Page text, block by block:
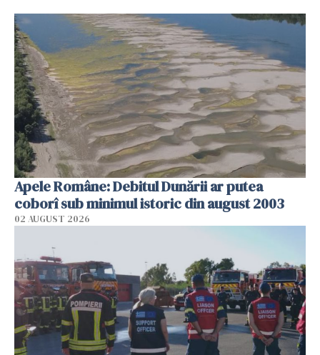
Apele Române: Debitul Dunării ar putea
coborî sub minimul istoric din august 2003
02 AUGUST 2026